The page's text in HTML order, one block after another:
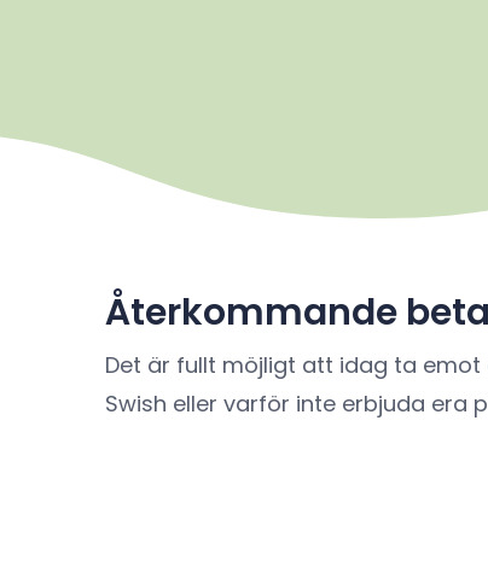
Återkommande
Det är fullt möjligt att idag ta
Swish eller varför inte erbjuda era